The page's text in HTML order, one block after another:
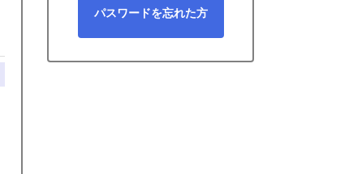
パスワードを忘れた方